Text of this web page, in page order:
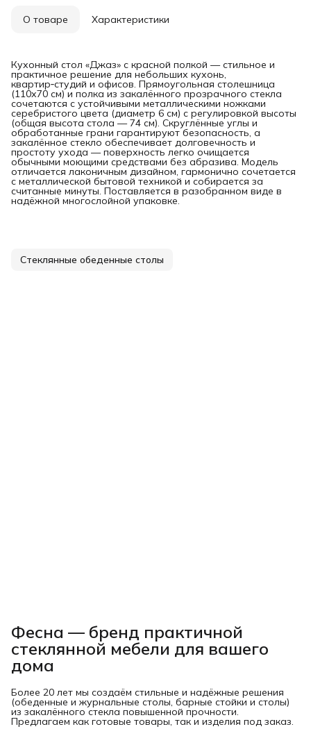
О товаре Характеристики
Кухонный стол «Джаз» с красной полкой — стильное и
практичное решение для небольших кухонь,
квартир‑студий и офисов. Прямоугольная столешница
(110х70 см) и полка из закалённого прозрачного стекла
сочетаются с устойчивыми металлическими ножками
серебристого цвета (диаметр 6 см) с регулировкой высоты
(общая высота стола — 74 см). Скруглённые углы и
обработанные грани гарантируют безопасность, а
закалённое стекло обеспечивает долговечность и
простоту ухода — поверхность легко очищается
обычными моющими средствами без абразива. Модель
отличается лаконичным дизайном, гармонично сочетается
с металлической бытовой техникой и собирается за
считанные минуты. Поставляется в разобранном виде в
надёжной многослойной упаковке.
Стеклянные обеденные столы
Фесна — бренд практичной
стеклянной мебели для вашего
дома
Более 20 лет мы создаём стильные и надёжные решения
(обеденные и журнальные столы, барные стойки и столы)
из закалённого стекла повышенной прочности.
Предлагаем как готовые товары, так и изделия под заказ.